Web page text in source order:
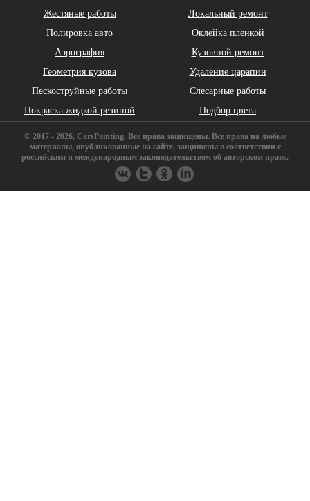
Daihatsu Dodge
Ferrari
Жестяные работы
Локальный ремонт
Полировка авто
Оклейка пленкой
Аэрография
Кузовной ремонт
Геометрия кузова
Удаление царапин
Пескоструйные работы
Слесарные работы
Покраска жидкой резиной
Подбор цвета
© 2017 - 2026, CarsPainting. Все права защищены. Все права на любые
материалы, опубликованные на сайте, защищены в соответствии с
российским и международным законодательством об авторском праве.